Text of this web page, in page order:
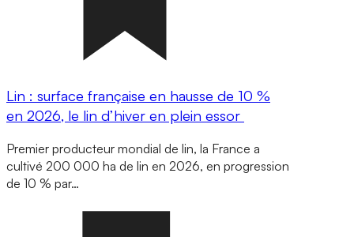
Lin : surface française en hausse de 10 %
en 2026, le lin d’hiver en plein essor
Premier producteur mondial de lin, la France a
cultivé 200 000 ha de lin en 2026, en progression
de 10 % par…